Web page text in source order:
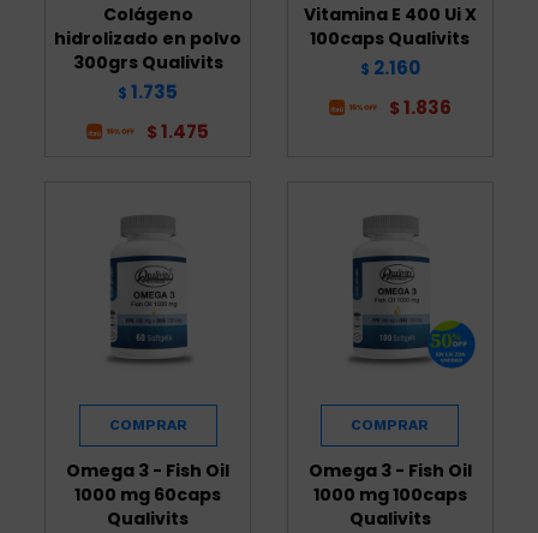
Colágeno
hidrolizado en polvo
300grs Qualivits
$ 1.735
$ 1.475
Vitamina E 400 Ui X
100caps Qualivits
$ 2.160
$ 1.836
Omega 3 - Fish Oil
1000 mg 60caps
Qualivits
Omega 3 - Fish Oil
1000 mg 100caps
Qualivits